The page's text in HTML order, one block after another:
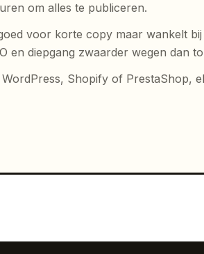
om alles te publiceren.
voor korte copy maar wankelt
en diepgang zwaarder wegen dan
Shopify of PrestaShop,